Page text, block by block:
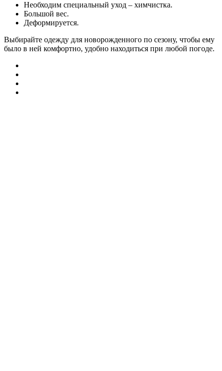
Необходим специальный уход – химчистка.
Большой вес.
Деформируется.
Выбирайте одежду для новорожденного по сезону, чтобы ему
было в ней комфортно, удобно находиться при любой погоде.